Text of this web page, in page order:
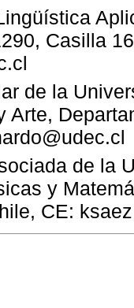
Casilla
de la
Arte,
de la
y
CE: